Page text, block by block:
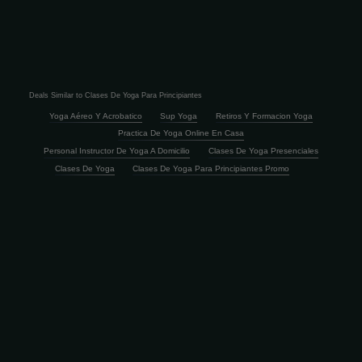
Deals Similar to Clases De Yoga Para Principiantes
Yoga Aéreo Y Acrobatico Sup Yoga
Retiros Y Formacion Yoga
Practica De Yoga Online En Casa
Personal Instructor De Yoga A Domicilio
Clases De Yoga Presenciales
Clases De Yoga
Clases De Yoga Para Principiantes Promo